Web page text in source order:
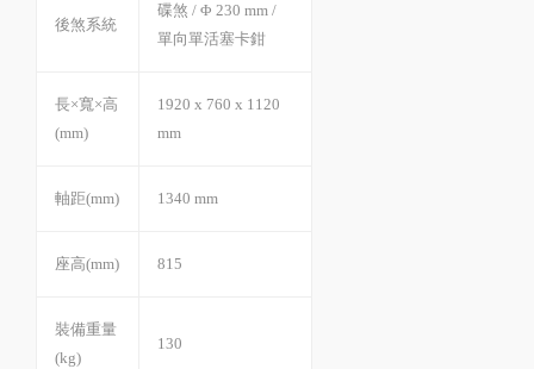
後煞系統
碟煞 / Φ 230 mm /
單向單活塞卡鉗
長×寬×高
(mm)
1920 x 760 x 1120
mm
軸距(mm) 1340 mm
座高(mm) 815
裝備重量
(kg)
130